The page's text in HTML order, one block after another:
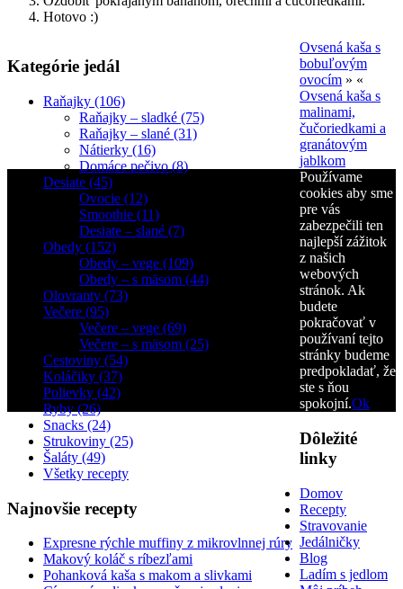
Hotovo :)
Kategórie jedál
Raňajky (106)
Raňajky – sladké (75)
Raňajky – slané (31)
Nátierky (16)
Domáce pečivo (8)
Desiate (45)
Ovocie (12)
Smoothie (11)
Desiate – slané (7)
Obedy (152)
Obedy – vege (109)
Obedy – s mäsom (44)
Olovranty (73)
Večere (95)
Večere – vege (69)
Večere – s mäsom (25)
Cestoviny (54)
Koláčiky (37)
Polievky (42)
Ryby (26)
Snacks (24)
Strukoviny (25)
Šaláty (49)
Všetky recepty
Najnovšie recepty
Expresne rýchle muffiny z mikrovlnnej rúry
Makový koláč s ríbezľami
Pohanková kaša s makom a slivkami
Ovsená kaša s
bobuľovým
ovocím » «
Ovsená kaša s
malinami,
čučoriedkami a
granátovým
jablkom
Používame
cookies aby sme
pre vás
zabezpečili ten
najlepší zážitok
z našich
webových
stránok. Ak
budete
pokračovať v
používaní tejto
stránky budeme
predpokladať, že
ste s ňou
spokojní.Ok
Dôležité
linky
Domov
Recepty
Stravovanie
Jedálničky
Blog
Ladím s jedlom